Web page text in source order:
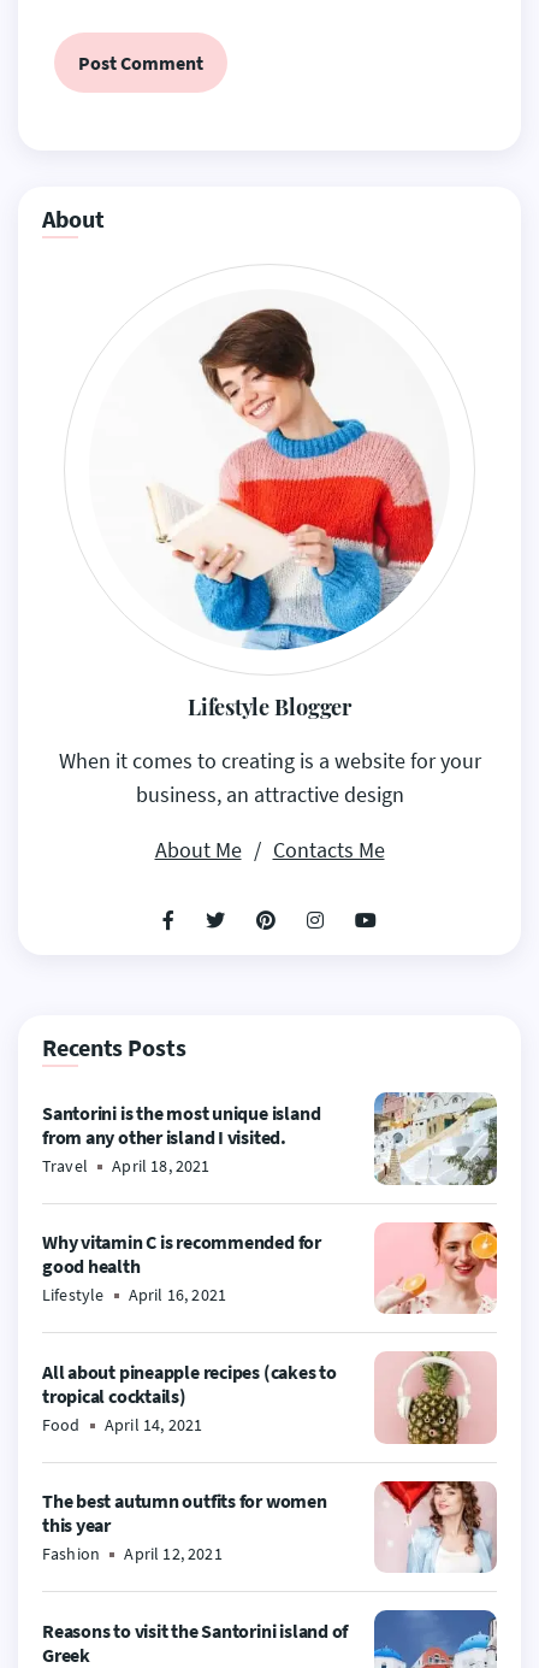
About
Lifestyle Blogger
When it comes to creating is a website for your
business, an attractive design
About Me / Contacts Me
Recents Posts
Santorini is the most unique island
from any other island I visited.
Travel April 18, 2021
Why vitamin C is recommended for
good health
Lifestyle April 16, 2021
All about pineapple recipes (cakes to
tropical cocktails)
Food April 14, 2021
The best autumn outfits for women
this year
Fashion April 12, 2021
Reasons to visit the Santorini island of
Greek